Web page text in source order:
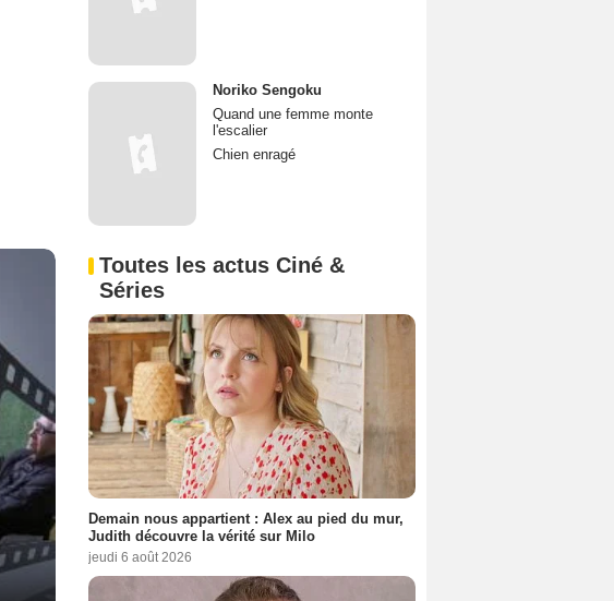
Noriko Sengoku
Quand une femme monte
l'escalier
Chien enragé
Toutes les actus Ciné &
Séries
Demain nous appartient : Alex au pied du mur,
Judith découvre la vérité sur Milo
jeudi 6 août 2026